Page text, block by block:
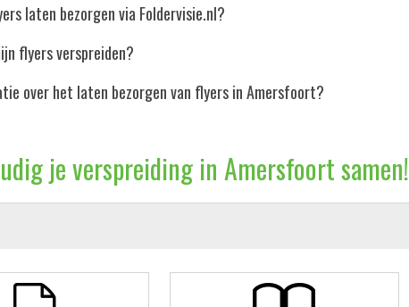
laten bezorgen via Foldervisie.nl?
flyers verspreiden?
over het laten bezorgen van flyers in Amersfoort?
je verspreiding in Amersfoort samen!